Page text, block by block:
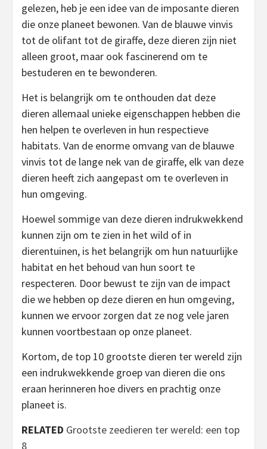
gelezen, heb je een idee van de imposante dieren
die onze planeet bewonen. Van de blauwe vinvis
tot de olifant tot de giraffe, deze dieren zijn niet
alleen groot, maar ook fascinerend om te
bestuderen en te bewonderen.
Het is belangrijk om te onthouden dat deze
dieren allemaal unieke eigenschappen hebben die
hen helpen te overleven in hun respectieve
habitats. Van de enorme omvang van de blauwe
vinvis tot de lange nek van de giraffe, elk van deze
dieren heeft zich aangepast om te overleven in
hun omgeving.
Hoewel sommige van deze dieren indrukwekkend
kunnen zijn om te zien in het wild of in
dierentuinen, is het belangrijk om hun natuurlijke
habitat en het behoud van hun soort te
respecteren. Door bewust te zijn van de impact
die we hebben op deze dieren en hun omgeving,
kunnen we ervoor zorgen dat ze nog vele jaren
kunnen voortbestaan op onze planeet.
Kortom, de top 10 grootste dieren ter wereld zijn
een indrukwekkende groep van dieren die ons
eraan herinneren hoe divers en prachtig onze
planeet is.
RELATED Grootste zeedieren ter wereld: een top
8